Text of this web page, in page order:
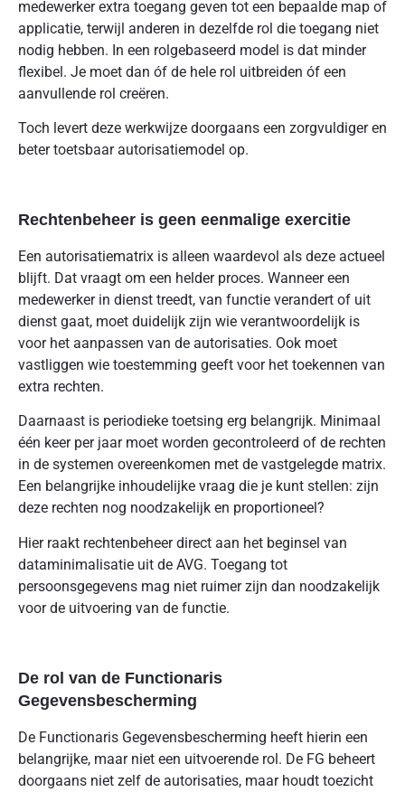
medewerker extra toegang geven tot een bepaalde map of
applicatie, terwijl anderen in dezelfde rol die toegang niet
nodig hebben. In een rolgebaseerd model is dat minder
flexibel. Je moet dan óf de hele rol uitbreiden óf een
aanvullende rol creëren.
Toch levert deze werkwijze doorgaans een zorgvuldiger en
beter toetsbaar autorisatiemodel op.
Rechtenbeheer is geen eenmalige exercitie
Een autorisatiematrix is alleen waardevol als deze actueel
blijft. Dat vraagt om een helder proces. Wanneer een
medewerker in dienst treedt, van functie verandert of uit
dienst gaat, moet duidelijk zijn wie verantwoordelijk is
voor het aanpassen van de autorisaties. Ook moet
vastliggen wie toestemming geeft voor het toekennen van
extra rechten.
Daarnaast is periodieke toetsing erg belangrijk. Minimaal
één keer per jaar moet worden gecontroleerd of de rechten
in de systemen overeenkomen met de vastgelegde matrix.
Een belangrijke inhoudelijke vraag die je kunt stellen: zijn
deze rechten nog noodzakelijk en proportioneel?
Hier raakt rechtenbeheer direct aan het beginsel van
dataminimalisatie uit de AVG. Toegang tot
persoonsgegevens mag niet ruimer zijn dan noodzakelijk
voor de uitvoering van de functie.
De rol van de Functionaris
Gegevensbescherming
De Functionaris Gegevensbescherming heeft hierin een
belangrijke, maar niet een uitvoerende rol. De FG beheert
doorgaans niet zelf de autorisaties, maar houdt toezicht